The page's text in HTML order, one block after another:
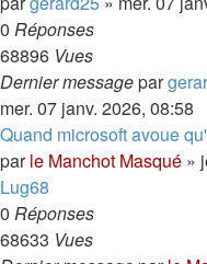
0 Réponses
68896 Vues
Dernier messagepar
mer. 07 janv. 2026, 08:58
Quand microsoft avoue
parle Manchot Masqué »
Lug68
0 Réponses
68633 Vues